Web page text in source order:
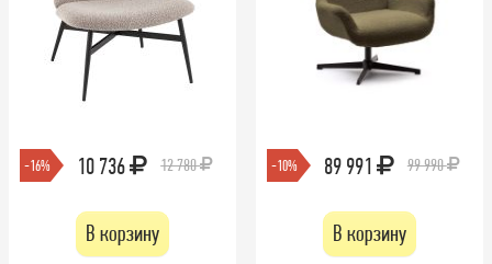
-16% 10 736 12 780
В корзину
-10% 89 991 99 990
В корзину